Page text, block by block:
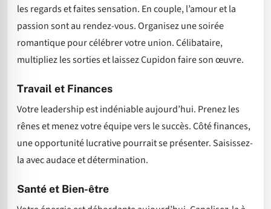
les regards et faites sensation. En couple, l’amour et la
passion sont au rendez-vous. Organisez une soirée
romantique pour célébrer votre union. Célibataire,
multipliez les sorties et laissez Cupidon faire son œuvre.
Travail et Finances
Votre leadership est indéniable aujourd’hui. Prenez les
rênes et menez votre équipe vers le succès. Côté finances,
une opportunité lucrative pourrait se présenter. Saisissez-
la avec audace et détermination.
Santé et Bien-être